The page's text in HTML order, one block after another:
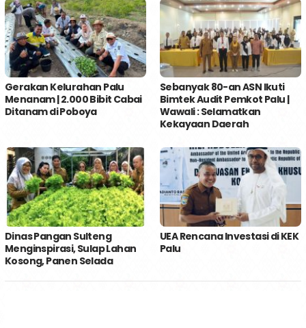
Gerakan Kelurahan Palu
Menanam | 2.000 Bibit Cabai
Ditanam di Poboya
Sebanyak 80-an ASN Ikuti
Bimtek Audit Pemkot Palu |
Wawali : Selamatkan
Kekayaan Daerah
Dinas Pangan Sulteng
Menginspirasi, Sulap Lahan
Kosong, Panen Selada
UEA Rencana Investasi di KEK
Palu